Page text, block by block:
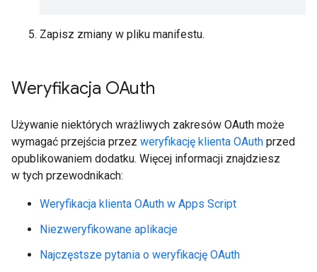
Zapisz zmiany w pliku manifestu.
Weryfikacja OAuth
Używanie niektórych wrażliwych zakresów OAuth może
wymagać przejścia przez weryfikację klienta OAuth przed
opublikowaniem dodatku. Więcej informacji znajdziesz
w tych przewodnikach:
Weryfikacja klienta OAuth w Apps Script
Niezweryfikowane aplikacje
Najczęstsze pytania o weryfikację OAuth